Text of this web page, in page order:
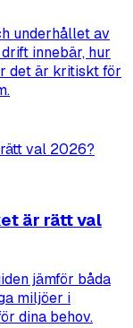
underhållet av
innebär, hur
det är kritiskt för
är rätt val
jämför båda
miljöer i
dina behov.